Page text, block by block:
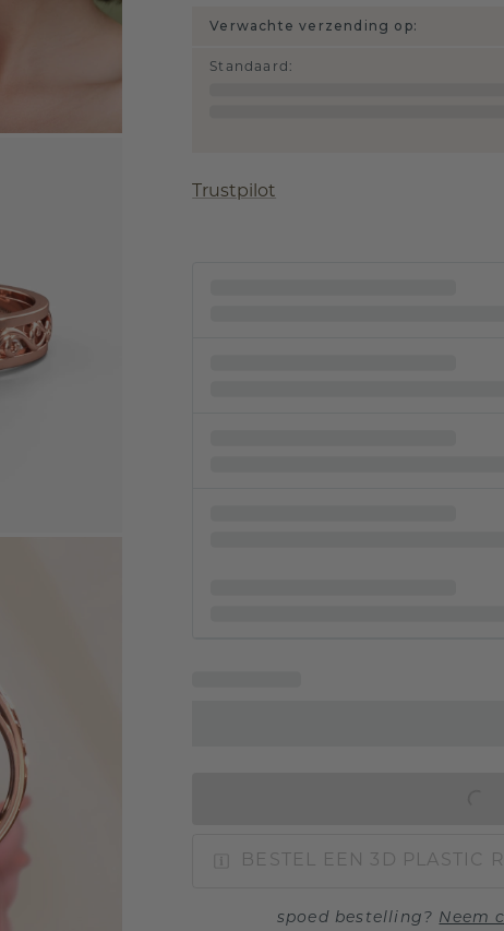
Verwachte verzending op:
Standaard :
Trustpilot
BESTEL EEN 3D PLASTIC
spoed bestelling? Neem